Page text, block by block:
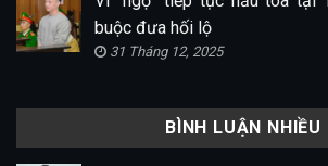
buộc đưa hối lộ
31 Tháng 12, 2025
BÌNH LUẬN NHIỀU